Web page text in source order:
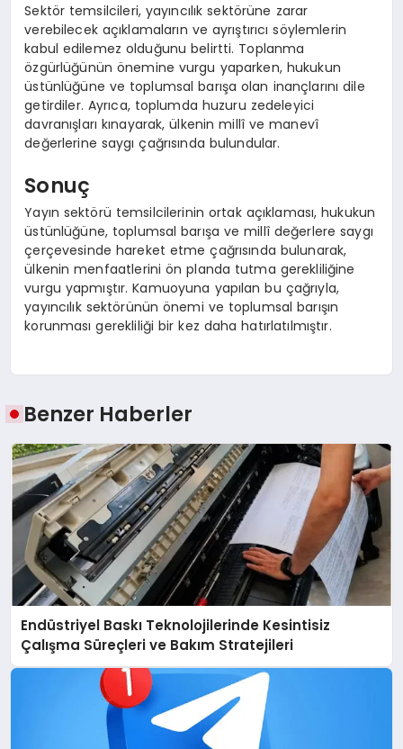
Sektör temsilcileri, yayıncılık sektörüne zarar
verebilecek açıklamaların ve ayrıştırıcı söylemlerin
kabul edilemez olduğunu belirtti. Toplanma
özgürlüğünün önemine vurgu yaparken, hukukun
üstünlüğüne ve toplumsal barışa olan inançlarını dile
getirdiler. Ayrıca, toplumda huzuru zedeleyici
davranışları kınayarak, ülkenin millî ve manevî
değerlerine saygı çağrısında bulundular.
Sonuç
Yayın sektörü temsilcilerinin ortak açıklaması, hukukun
üstünlüğüne, toplumsal barışa ve millî değerlere saygı
çerçevesinde hareket etme çağrısında bulunarak,
ülkenin menfaatlerini ön planda tutma gerekliliğine
vurgu yapmıştır. Kamuoyuna yapılan bu çağrıyla,
yayıncılık sektörünün önemi ve toplumsal barışın
korunması gerekliliği bir kez daha hatırlatılmıştır.
Benzer Haberler
Endüstriyel Baskı Teknolojilerinde Kesintisiz
Çalışma Süreçleri ve Bakım Stratejileri